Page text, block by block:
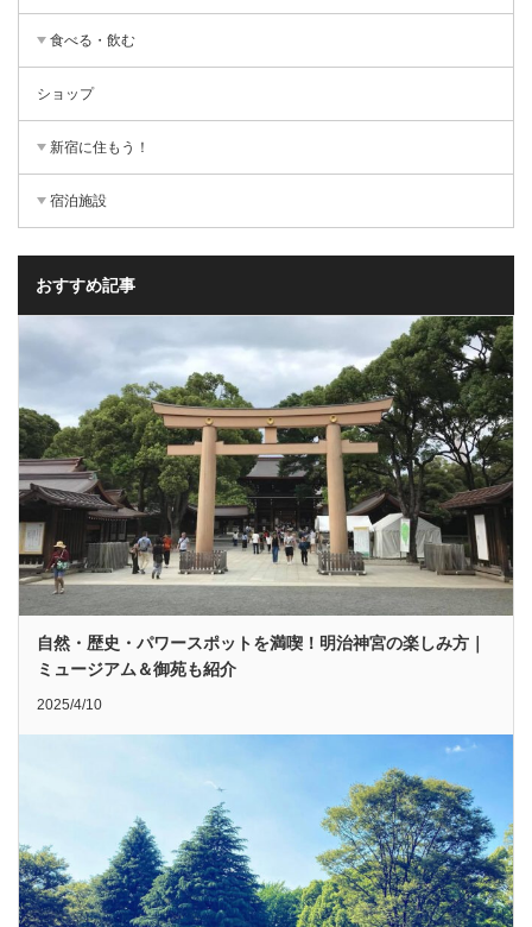
食べる・飲む
ショップ
新宿に住もう！
宿泊施設
おすすめ記事
自然・歴史・パワースポットを満喫！明治神宮の楽しみ方｜
ミュージアム＆御苑も紹介
2025/4/10